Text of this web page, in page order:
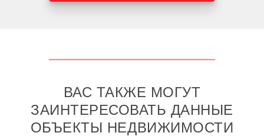
ВАС ТАКЖЕ МОГУТ
ЗАИНТЕРЕСОВАТЬ ДАННЫЕ
ОБЪЕКТЫ НЕДВИЖИМОСТИ